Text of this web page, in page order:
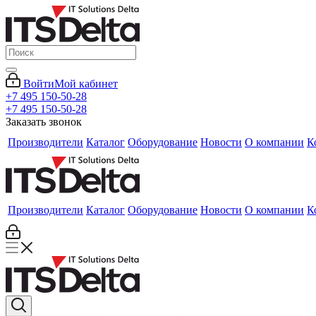
ВойтиМой кабинет
+7 495 150-50-28
+7 495 150-50-28
Заказать звонок
Производители Каталог Оборудование Новости О компании
Производители Каталог Оборудование Новости О компании